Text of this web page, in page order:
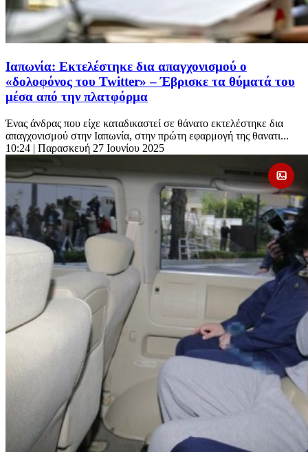
Ιαπωνία: Εκτελέστηκε δια απαγχονισμού ο
«δολοφόνος του Twitter» – Έβρισκε τα θύματά του
μέσα από την πλατφόρμα
Ένας άνδρας που είχε καταδικαστεί σε θάνατο εκτελέστηκε δια
απαγχονισμού στην Ιαπωνία, στην πρώτη εφαρμογή της θανατι...
10:24 | Παρασκευή 27 Ιουνίου 2025